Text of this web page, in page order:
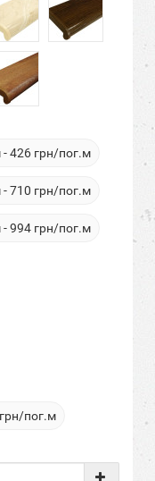
426 грн/пог.м
710 грн/пог.м
994 грн/пог.м
пог.м